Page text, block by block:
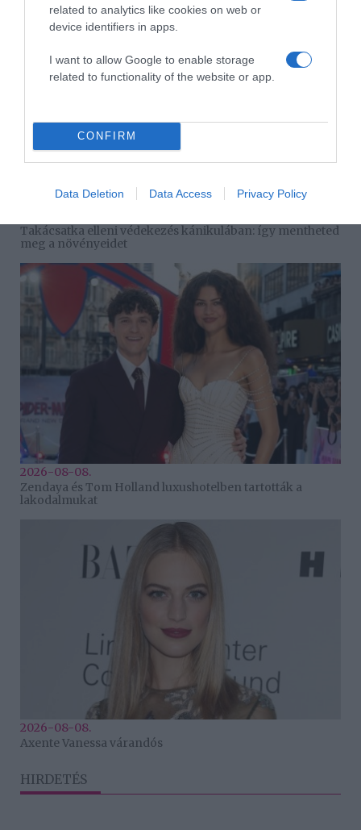
related to analytics like cookies on web or
device identifiers in apps.
I want to allow Google to enable storage
related to functionality of the website or app.
CONFIRM
Data Deletion Data Access Privacy Policy
Takácsatka elleni védekezés kánikulában: így mentheted
meg a növényeidet
2026-08-08.
Zendaya és Tom Holland luxushotelben tartották a
lakodalmukat
2026-08-08.
Axente Vanessa várandós
HIRDETÉS